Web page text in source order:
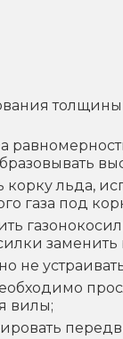
корку льда,
газа под
не
вилы;